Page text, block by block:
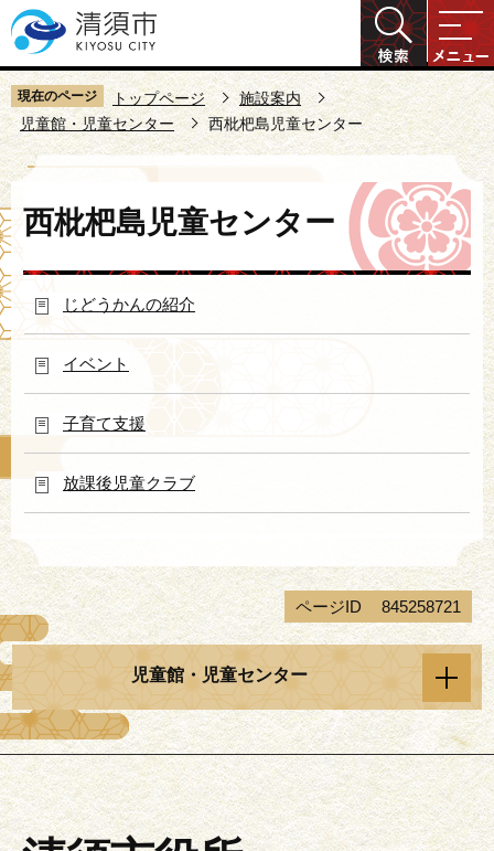
こ
の
ペ
ー
ジ
の
先
頭
で
す
現在のページ トップページ
施設案内
児童館・児童センター
西枇杷島児童センター
こ
ら
西枇杷島児童センター
じどうかんの紹介
イベント
子育て支援
放課後児童クラブ
ページID 845258721
児童館・児童センター